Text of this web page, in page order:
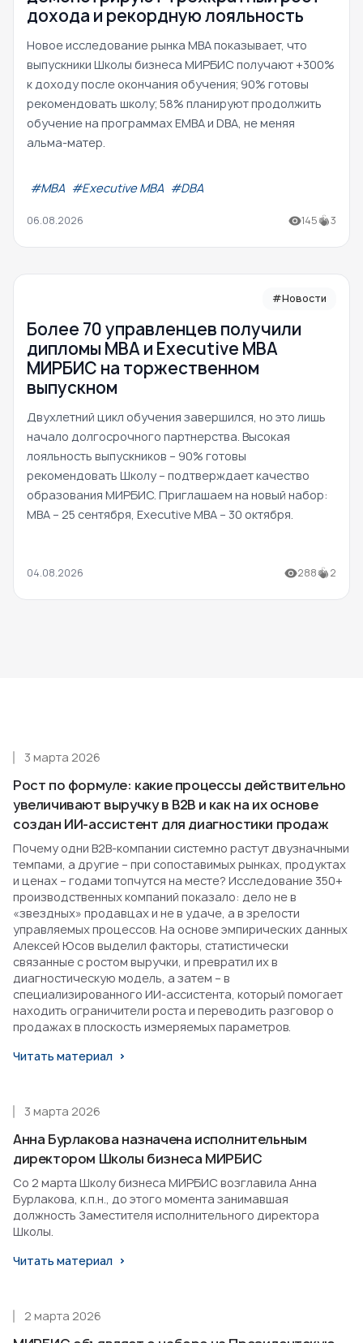
дохода и рекордную лояльность
Новое исследование рынка MBA показывает, что
выпускники Школы бизнеса МИРБИС получают +300%
к доходу после окончания обучения; 90% готовы
рекомендовать школу; 58% планируют продолжить
обучение на программах EMBA и DBA, не меняя
альма-матер.
#МВА #Executive MBA #DBA
06.08.2026 145 3
#Новости
Более 70 управленцев получили
дипломы MBA и Executive MBA
МИРБИС на торжественном
выпускном
Двухлетний цикл обучения завершился, но это лишь
начало долгосрочного партнерства. Высокая
лояльность выпускников – 90% готовы
рекомендовать Школу – подтверждает качество
образования МИРБИС. Приглашаем на новый набор:
MBA – 25 сентября, Executive MBA – 30 октября.
04.08.2026 288 2
Рост по формуле: какие процессы действительно
увеличивают выручку в B2B и как на их основе
создан ИИ-ассистент для диагностики продаж
3 марта 2026
Почему одни B2B-компании системно растут двузначными
темпами, а другие – при сопоставимых рынках, продуктах
и ценах – годами топчутся на месте? Исследование 350+
производственных компаний показало: дело не в
«звездных» продавцах и не в удаче, а в зрелости
управляемых процессов. На основе эмпирических данных
Алексей Юсов выделил факторы, статистически
связанные с ростом выручки, и превратил их в
диагностическую модель, а затем – в
специализированного ИИ-ассистента, который помогает
находить ограничители роста и переводить разговор о
продажах в плоскость измеряемых параметров.
Читать материал
Анна Бурлакова назначена исполнительным
директором Школы бизнеса МИРБИС
3 марта 2026
Со 2 марта Школу бизнеса МИРБИС возглавила Анна
Бурлакова, к.п.н., до этого момента занимавшая
должность Заместителя исполнительного директора
Школы.
Читать материал
2 марта 2026